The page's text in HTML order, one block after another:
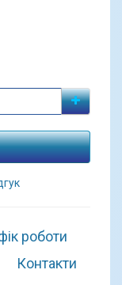
роботи
Контакти